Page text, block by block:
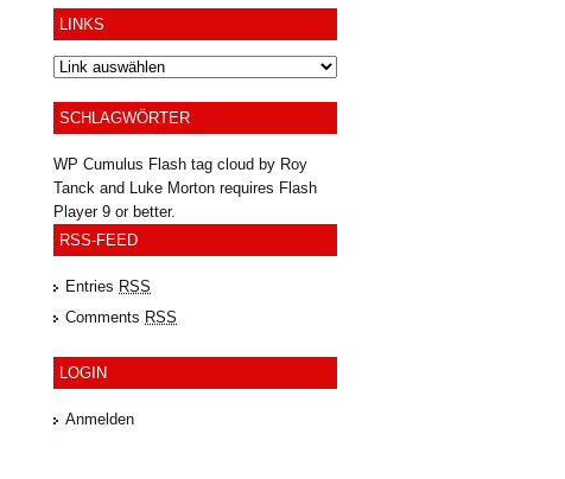
LINKS
SCHLAGWÖRTER
WP Cumulus Flash tag cloud by Roy
Tanck and Luke Morton requires Flash
Player9 or better.
RSS-FEED
Entries RSS
Comments RSS
LOGIN
Anmelden